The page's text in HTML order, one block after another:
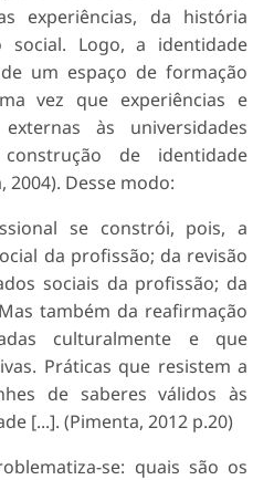
experiências, da história
social. Logo, a identidade
um espaço de formação
vez que experiências e
às universidades
de identidade
2004). Desse modo:
se constrói, pois, a
da profissão; da revisão
sociais da profissão; da
também da reafirmação
culturalmente e que
Práticas que resistem a
de saberes válidos às
[...]. (Pimenta, 2012 p.20)
se: quais são os